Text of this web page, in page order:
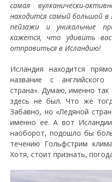
самая вулканически-
находится самый большой в
пейзажи и уникальные
кажется, что удивить
отправиться в Исландию!
Исландия находится
название с английского
страна». Думаю, именно так
здесь не был. Что же
Забавно, но «Ледяной
именно ее. А вот Исландии
наоборот, подошло бы
течению Гольфстрим
Хотя, стоит признать,